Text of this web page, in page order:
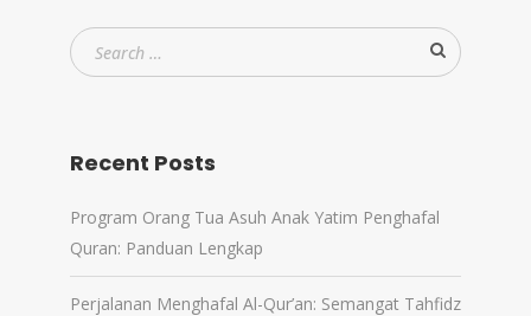
Recent Posts
Program Orang Tua Asuh Anak Yatim Penghafal
Quran: Panduan Lengkap
Perjalanan Menghafal Al-Qur’an: Semangat Tahfidz